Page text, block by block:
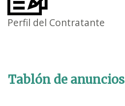
Perfil del Contratante
Tablón de anuncios